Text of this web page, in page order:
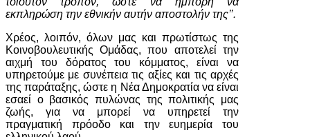
εκπληρώση την εθνικήν αυτήν αποστολήν της’’.
Χρέος, λοιπόν, όλων μας και πρωτίστως της
Κοινοβουλευτικής Ομάδας, που αποτελεί την
αιχμή του δόρατος του κόμματος, είναι να
υπηρετούμε με συνέπεια τις αξίες και τις αρχές
της παράταξης, ώστε η Νέα Δημοκρατία να είναι
εσαεί ο βασικός πυλώνας της πολιτικής μας
ζωής, για να μπορεί να υπηρετεί την
πραγματική πρόοδο και την ευημερία του